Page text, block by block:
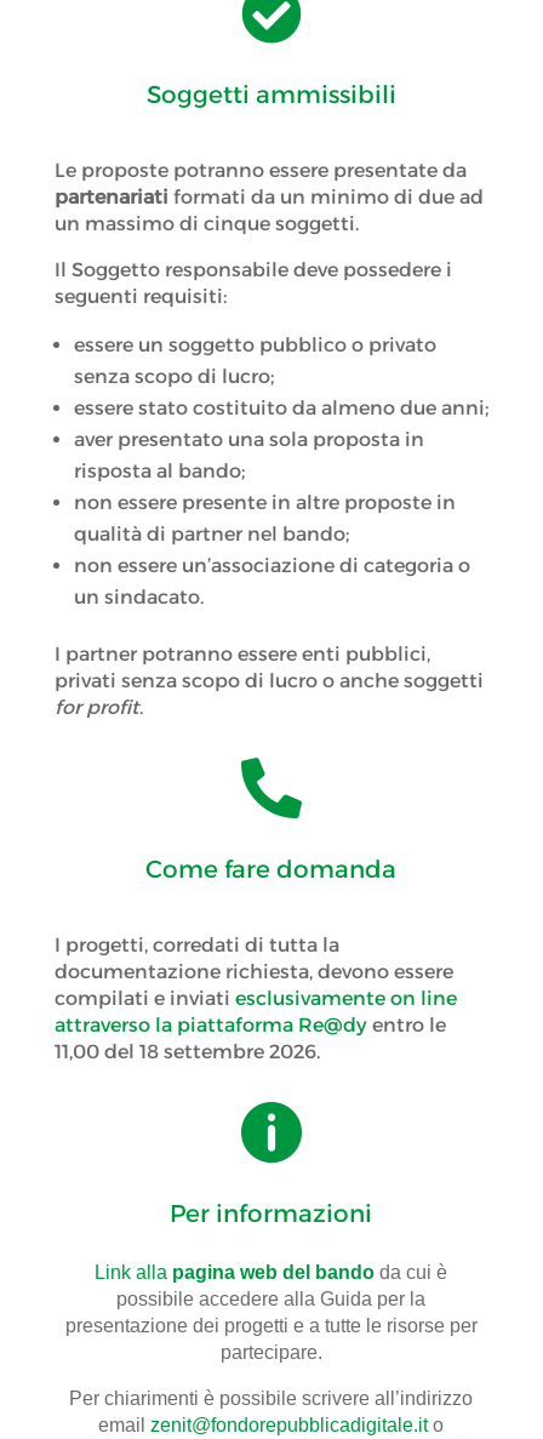

Soggetti ammissibili
Le proposte potranno essere presentate da
partenariati formati da un minimo di due ad
un massimo di cinque soggetti.
Il Soggetto responsabile deve possedere i
seguenti requisiti:
essere un soggetto pubblico o privato
senza scopo di lucro;
essere stato costituito da almeno due anni;
aver presentato una sola proposta in
risposta al bando;
non essere presente in altre proposte in
qualità di partner nel bando;
non essere un’associazione di categoria o
un sindacato.
I partner potranno essere enti pubblici,
privati senza scopo di lucro o anche soggetti
for profit.

Come fare domanda
I progetti, corredati di tutta la
documentazione richiesta, devono essere
compilati e inviati esclusivamente on line
attraverso la piattaforma Re@dyentro le
11,00 del 18 settembre 2026.

Per informazioni
Link alla pagina web del bando da cui è
possibile accedere alla Guida per la
presentazione dei progetti e a tutte le risorse per
partecipare.
Per chiarimenti è possibile scrivere all’indirizzo
emailzenit@fondorepubblicadigitale.ito